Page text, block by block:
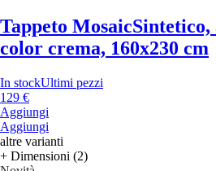
Tappeto MosaicSintetico,
color crema, 160x230 cm
In stockUltimi pezzi
129 €
Aggiungi
Aggiungi
altre varianti
+ Dimensioni (2)